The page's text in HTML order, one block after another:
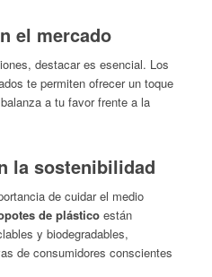
el mercado
destacar es esencial. Los
te permiten ofrecer un toque
a tu favor frente a la
la sostenibilidad
de cuidar el medio
de plásticoestán
y biodegradables,
de consumidores conscientes